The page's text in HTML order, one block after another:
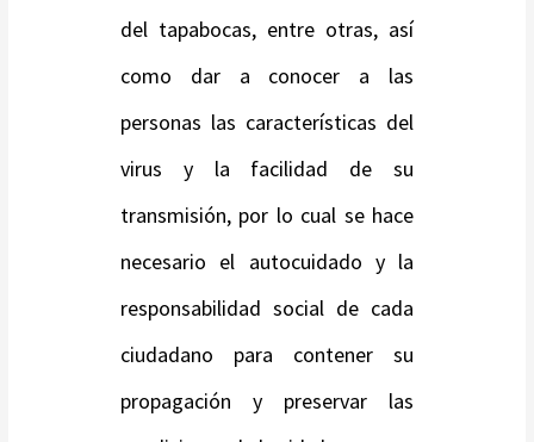
del tapabocas, entre otras, así
como dar a conocer a las
personas las características del
virus y la facilidad de su
transmisión, por lo cual se hace
necesario el autocuidado y la
responsabilidad social de cada
ciudadano para contener su
propagación y preservar las